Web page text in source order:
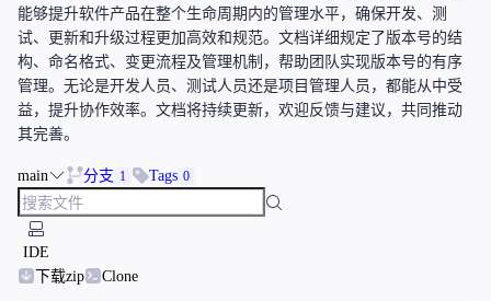
能够提升软件产品在整个生命周期内的管理水平，确保开发、测
试、更新和升级过程更加高效和规范。文档详细规定了版本号的结
构、命名格式、变更流程及管理机制，帮助团队实现版本号的有序
管理。无论是开发人员、测试人员还是项目管理人员，都能从中受
益，提升协作效率。文档将持续更新，欢迎反馈与建议，共同推动
其完善。
main 分支 1 Tags 0
IDE
下载zip
Clone